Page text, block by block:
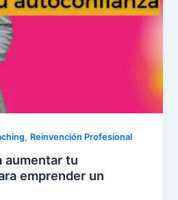
, Reinvención Profesional
aumentar tu
emprender un